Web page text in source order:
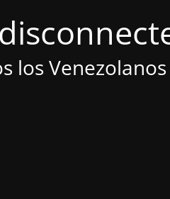
los Venezolanos